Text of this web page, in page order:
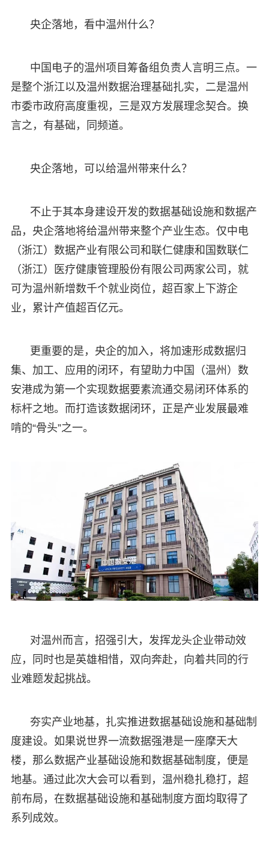
央企落地，看中温州什么？
中国电子的温州项目筹备组负责人言明三点。一
是整个浙江以及温州数据治理基础扎实，二是温州
市委市政府高度重视，三是双方发展理念契合。换
言之，有基础，同频道。
央企落地，可以给温州带来什么？
不止于其本身建设开发的数据基础设施和数据产
品，央企落地将给温州带来整个产业生态。仅中电
（浙江）数据产业有限公司和联仁健康和国数联仁
（浙江）医疗健康管理股份有限公司两家公司，就
可为温州新增数千个就业岗位，超百家上下游企
业，累计产值超百亿元。
更重要的是，央企的加入，将加速形成数据归
集、加工、应用的闭环，有望助力中国（温州）数
安港成为第一个实现数据要素流通交易闭环体系的
标杆之地。而打造该数据闭环，正是产业发展最难
啃的“骨头”之一。
对温州而言，招强引大，发挥龙头企业带动效
应，同时也是英雄相惜，双向奔赴，向着共同的行
业难题发起挑战。
夯实产业地基，扎实推进数据基础设施和基础制
度建设。如果说世界一流数据强港是一座摩天大
楼，那么数据产业基础设施和数据基础制度，便是
地基。通过此次大会可以看到，温州稳扎稳打，超
前布局，在数据基础设施和基础制度方面均取得了
系列成效。